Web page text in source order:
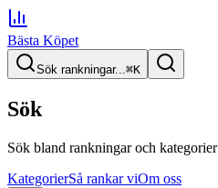
Bästa Köpet
Sök rankningar...⌘K
Sök
Sök bland rankningar och kategorier
KategorierSå rankar viOm oss